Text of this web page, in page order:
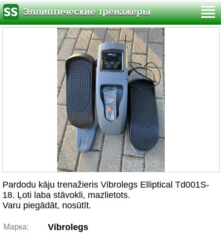
Эллиптические тренажеры
Pardodu kāju trenažieris Vibrolegs Elliptical Td001S-
18. Ļoti laba stāvokli, mazlietots.
Varu piegādāt, nosūtīt.
Марка: Vibrolegs